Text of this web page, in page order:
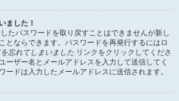
ました！
たパスワードを取り戻すことはできませんが新し
とならできます。パスワードを再発行するにはロ
忘れてしまいました リンクをクリックしてくださ
ーザー名とメールアドレスを入力して送信してく
ードは入力したメールアドレスに送信されます。